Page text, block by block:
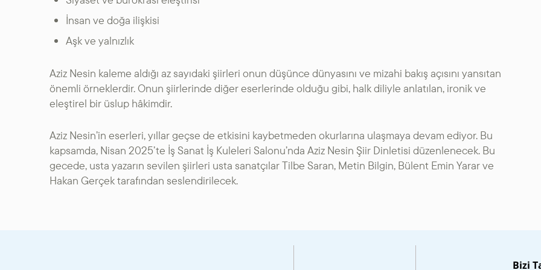
İnsan ve doğa ilişkisi
Aşk ve yalnızlık
Aziz Nesin kaleme aldığı az sayıdaki şiirleri onun düşünce dünyasını ve mizahi bakış açısını yansıtan
önemli örneklerdir. Onun şiirlerinde diğer eserlerinde olduğu gibi, halk diliyle anlatılan, ironik ve
eleştirel bir üslup hâkimdir.
Aziz Nesin’in eserleri, yıllar geçse de etkisini kaybetmeden okurlarına ulaşmaya devam ediyor. Bu
kapsamda, Nisan 2025’te İş Sanat İş Kuleleri Salonu’nda Aziz Nesin Şiir Dinletisi düzenlenecek. Bu
gecede, usta yazarın sevilen şiirleri usta sanatçılar Tilbe Saran, Metin Bilgin, Bülent Emin Yarar ve
Hakan Gerçek tarafından seslendirilecek.
Bizi